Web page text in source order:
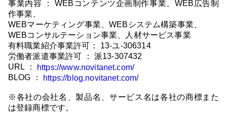
事業内容 ： WEBコンテンツ企画制作事業、WEB広告制
作事業、
WEBマーケティング事業、WEBシステム構築事業、
WEBコンサルテーション事業、人材サービス事業
有料職業紹介事業許可： 13-ユ-306314
労働者派遣事業許可 ： 派13-307432
URL ： https://www.novitanet.com/
BLOG ： https://blog.novitanet.com/
※各社の会社名、製品名、サービス名は各社の商標また
は登録商標です。